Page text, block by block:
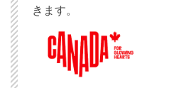
きます。